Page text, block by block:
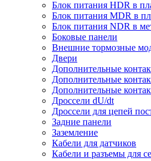
Блок питания HDR в
Блок питания MDR в
Блок питания NDR в
Боковые панели
Внешние тормозные
Двери
Дополнительные
Дополнительные
Дополнительные
Дроссели dU/dt
Дроссели для цепей
Задние панели
Заземление
Кабели для датчиков
Кабели и разъемы для